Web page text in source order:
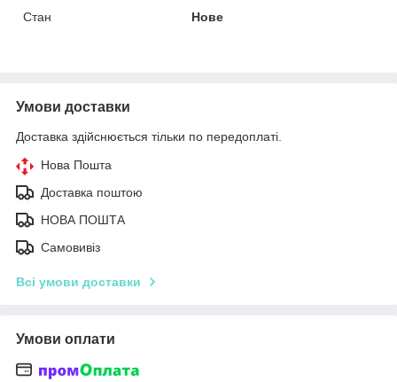
Стан
Нове
Умови доставки
Доставка здійснюється тільки по передоплаті.
Нова Пошта
Доставка поштою
НОВА ПОШТА
Самовивіз
Всі умови доставки
Умови оплати